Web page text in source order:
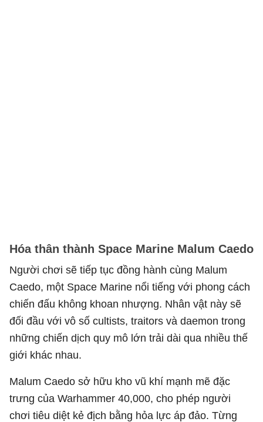
Hóa thân thành Space Marine Malum Caedo
Người chơi sẽ tiếp tục đồng hành cùng Malum
Caedo, một Space Marine nổi tiếng với phong cách
chiến đấu không khoan nhượng. Nhân vật này sẽ
đối đầu với vô số cultists, traitors và daemon trong
những chiến dịch quy mô lớn trải dài qua nhiều thế
giới khác nhau.
Malum Caedo sở hữu kho vũ khí mạnh mẽ đặc
trưng của Warhammer 40,000, cho phép người
chơi tiêu diệt kẻ địch bằng hỏa lực áp đảo. Từng